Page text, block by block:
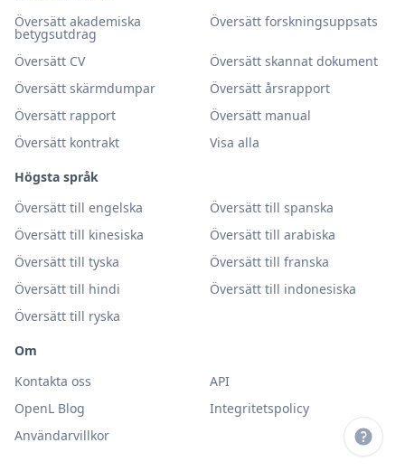
Översätt akademiska
betygsutdrag
Översätt forskningsuppsats
Översätt CV
Översätt skannat dokument
Översätt skärmdumpar
Översätt årsrapport
Översätt rapport
Översätt manual
Översätt kontrakt
Visa alla
Högsta språk
Översätt till engelska
Översätt till spanska
Översätt till kinesiska
Översätt till arabiska
Översätt till tyska
Översätt till franska
Översätt till hindi
Översätt till indonesiska
Översätt till ryska
Om
Kontakta oss
API
OpenL Blog
Integritetspolicy
Användarvillkor